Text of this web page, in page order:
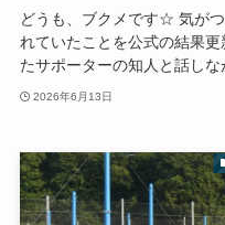
どうも、ブクメです☆ 気が
れていたことを公式の結果
たサポーターの知人と話しな
2026年6月13日